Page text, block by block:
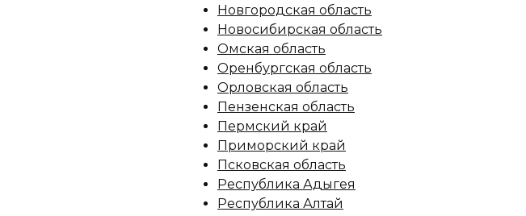
Новгородская область
Новосибирская область
Омская область
Оренбургская область
Орловская область
Пензенская область
Пермский край
Приморский край
Псковская область
Республика Адыгея
Республика Алтай